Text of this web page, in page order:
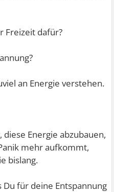
Freizeit dafür?
an Energie verstehen.
Energie abzubauen,
mehr aufkommt,
bislang.
Du für deine Entspannung